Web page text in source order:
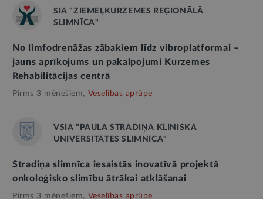
SIA "ZIEMEĻKURZEMES REĢIONĀLĀ
SLIMNĪCA"
No limfodrenāžas zābakiem līdz vibroplatformai –
jauns aprīkojums un pakalpojumi Kurzemes
Rehabilitācijas centrā
Pirms 3 mēnešiem, Veselības aprūpe
VSIA "PAULA STRADIŅA KLĪNISKĀ
UNIVERSITĀTES SLIMNĪCA"
Stradiņa slimnīca iesaistās inovatīvā projektā
onkoloģisko slimību ātrākai atklāšanai
Pirms 3 mēnešiem, Veselības aprūpe